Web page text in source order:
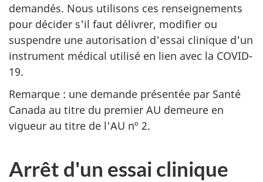
demandés. Nous utilisons ces renseignements
pour décider s'il faut délivrer, modifier ou
suspendre une autorisation d'essai clinique d'un
instrument médical utilisé en lien avec la COVID-
19.
Remarque : une demande présentée par Santé
Canada au titre du premier AU demeure en
vigueur au titre de l'AU nº 2.
Arrêt d'un essai clinique